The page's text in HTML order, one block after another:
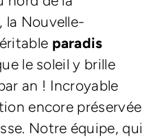
, la Nouvelle-
paradis
le soleil y brille
an ! Incroyable
encore préservée
Notre équipe, qui